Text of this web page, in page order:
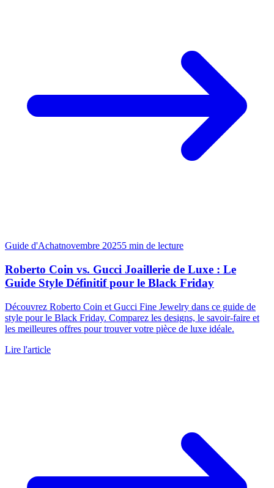
Guide d'Achatnovembre 20255 min de lecture
Roberto Coin vs. Gucci Joaillerie de Luxe : Le
Guide Style Définitif pour le Black Friday
Découvrez Roberto Coin et Gucci Fine Jewelry dans ce guide de
style pour le Black Friday. Comparez les designs, le savoir-faire et
les meilleures offres pour trouver votre pièce de luxe idéale.
Lire l'article